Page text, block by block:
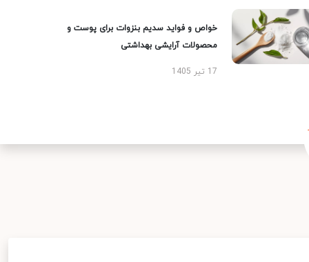
خواص و فواید سدیم بنزوات برای پوست و
محصولات آرایشی بهداشتی
17 تیر 1405